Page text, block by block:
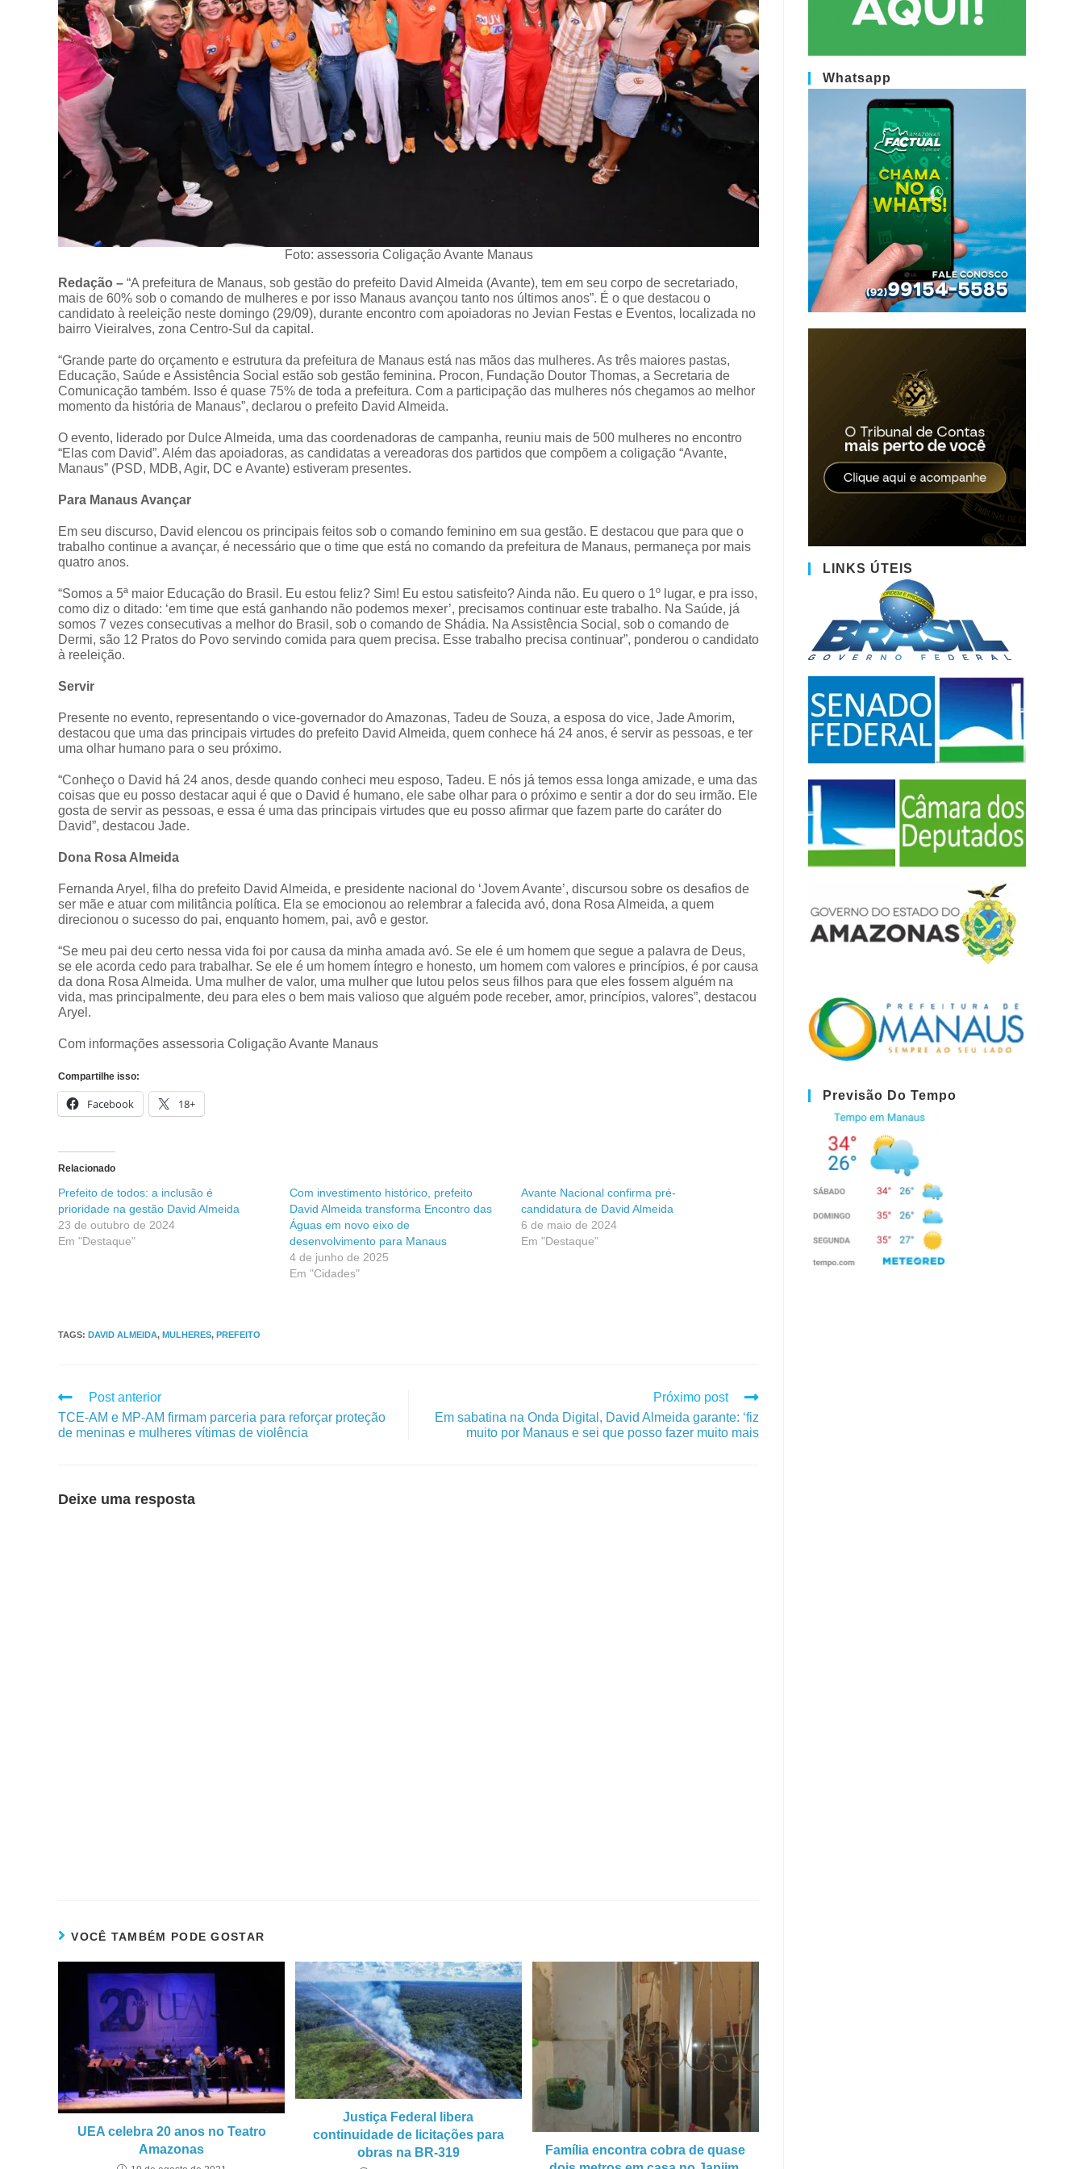
Foto: assessoria Coligação Avante Manaus
Redação – “A prefeitura de Manaus, sob gestão do prefeito David Almeida (Avante), tem em seu corpo de secretariado,
mais de 60% sob o comando de mulheres e por isso Manaus avançou tanto nos últimos anos”. É o que destacou o
candidato à reeleição neste domingo (29/09), durante encontro com apoiadoras no Jevian Festas e Eventos, localizada no
bairro Vieiralves, zona Centro-Sul da capital.
“Grande parte do orçamento e estrutura da prefeitura de Manaus está nas mãos das mulheres. As três maiores pastas,
Educação, Saúde e Assistência Social estão sob gestão feminina. Procon, Fundação Doutor Thomas, a Secretaria de
Comunicação também. Isso é quase 75% de toda a prefeitura. Com a participação das mulheres nós chegamos ao melhor
momento da história de Manaus”, declarou o prefeito David Almeida.
O evento, liderado por Dulce Almeida, uma das coordenadoras de campanha, reuniu mais de 500 mulheres no encontro
“Elas com David”. Além das apoiadoras, as candidatas a vereadoras dos partidos que compõem a coligação “Avante,
Manaus” (PSD, MDB, Agir, DC e Avante) estiveram presentes.
Para Manaus Avançar
Em seu discurso, David elencou os principais feitos sob o comando feminino em sua gestão. E destacou que para que o
trabalho continue a avançar, é necessário que o time que está no comando da prefeitura de Manaus, permaneça por mais
quatro anos.
“Somos a 5ª maior Educação do Brasil. Eu estou feliz? Sim! Eu estou satisfeito? Ainda não. Eu quero o 1º lugar, e pra isso,
como diz o ditado: ‘em time que está ganhando não podemos mexer’, precisamos continuar este trabalho. Na Saúde, já
somos 7 vezes consecutivas a melhor do Brasil, sob o comando de Shádia. Na Assistência Social, sob o comando de
Dermi, são 12 Pratos do Povo servindo comida para quem precisa. Esse trabalho precisa continuar”, ponderou o candidato
à reeleição.
Servir
Presente no evento, representando o vice-governador do Amazonas, Tadeu de Souza, a esposa do vice, Jade Amorim,
destacou que uma das principais virtudes do prefeito David Almeida, quem conhece há 24 anos, é servir as pessoas, e ter
uma olhar humano para o seu próximo.
“Conheço o David há 24 anos, desde quando conheci meu esposo, Tadeu. E nós já temos essa longa amizade, e uma das
coisas que eu posso destacar aqui é que o David é humano, ele sabe olhar para o próximo e sentir a dor do seu irmão. Ele
gosta de servir as pessoas, e essa é uma das principais virtudes que eu posso afirmar que fazem parte do caráter do
David”, destacou Jade.
Dona Rosa Almeida
Fernanda Aryel, filha do prefeito David Almeida, e presidente nacional do ‘Jovem Avante’, discursou sobre os desafios de
ser mãe e atuar com militância política. Ela se emocionou ao relembrar a falecida avó, dona Rosa Almeida, a quem
direcionou o sucesso do pai, enquanto homem, pai, avô e gestor.
“Se meu pai deu certo nessa vida foi por causa da minha amada avó. Se ele é um homem que segue a palavra de Deus,
se ele acorda cedo para trabalhar. Se ele é um homem íntegro e honesto, um homem com valores e princípios, é por causa
da dona Rosa Almeida. Uma mulher de valor, uma mulher que lutou pelos seus filhos para que eles fossem alguém na
vida, mas principalmente, deu para eles o bem mais valioso que alguém pode receber, amor, princípios, valores”, destacou
Aryel.
Com informações assessoria Coligação Avante Manaus
Compartilhe isso:
Facebook 18+
Relacionado
Prefeito de todos: a inclusão é
prioridade na gestão David Almeida
23 de outubro de 2024
Em "Destaque"
Com investimento histórico, prefeito
David Almeida transforma Encontro das
Águas em novo eixo de
desenvolvimento para Manaus
4 de junho de 2025
Em "Cidades"
Avante Nacional confirma pré-
candidatura de David Almeida
6 de maio de 2024
Em "Destaque"
TAGS: DAVID ALMEIDA, MULHERES, PREFEITO
Post anterior
TCE-AM e MP-AM firmam parceria para reforçar proteção
de meninas e mulheres vítimas de violência
Próximo post
Em sabatina na Onda Digital, David Almeida garante: ‘fiz
muito por Manaus e sei que posso fazer muito mais
Deixe uma resposta
VOCÊ TAMBÉM PODE GOSTAR
UEA celebra 20 anos no Teatro
Amazonas
Justiça Federal libera
continuidade de licitações para
obras na BR-319
Família encontra cobra de quase
Whatsapp
LINKS ÚTEIS
Previsão Do Tempo